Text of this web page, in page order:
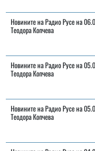
Новините на Радио Русе на
Теодора Копчева
Новините на Радио Русе на
Теодора Копчева
Новините на Радио Русе на
Теодора Копчева